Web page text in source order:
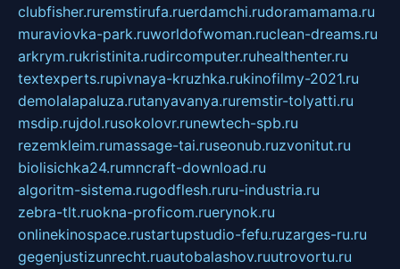
clubfisher.ruremstirufa.ruerdamchi.rudoramamama.ru
muraviovka-park.ruworldofwoman.ruclean-dreams.ru
arkrym.rukristinita.rudircomputer.ruhealthenter.ru
textexperts.rupivnaya-kruzhka.rukinofilmy-2021.ru
demolalapaluza.rutanyavanya.ruremstir-tolyatti.ru
msdip.rujdol.rusokolovr.runewtech-spb.ru
rezemkleim.rumassage-tai.ruseonub.ruzvonitut.ru
biolisichka24.rumncraft-download.ru
algoritm-sistema.rugodflesh.ruru-industria.ru
zebra-tlt.ruokna-proficom.ruerynok.ru
onlinekinospace.rustartupstudio-fefu.ruzarges-ru.ru
gegenjustizunrecht.ruautobalashov.ruutrovortu.ru